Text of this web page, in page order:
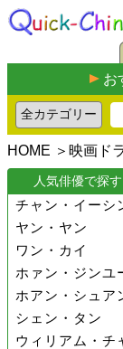
お
HOME ＞ 映画ド
人気俳優で探す
チャン・イーシ
ヤン・ヤン
ワン・カイ
ホァン・ジンユ
ホアン・シュア
シェン・タン
ウィリアム・チ